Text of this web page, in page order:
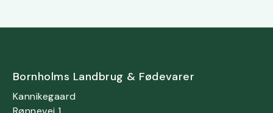
Bornholms Landbrug & Fødevarer
Kannikegaard